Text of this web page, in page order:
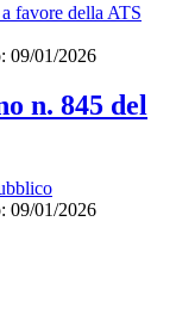
favore della ATS
09/01/2026
n. 845 del
09/01/2026